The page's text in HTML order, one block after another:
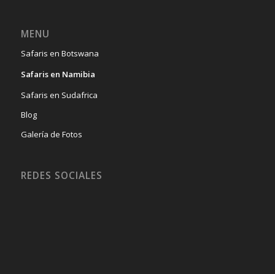
MENU
Safaris en Botswana
Safaris en Namibia
Safaris en Sudafrica
Blog
Galería de Fotos
REDES SOCIALES